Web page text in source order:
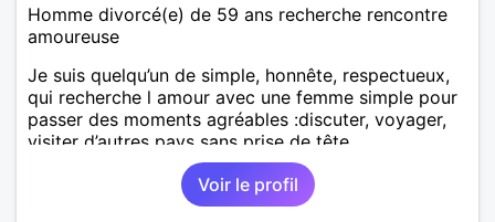
Homme divorcé(e) de 59 ans recherche rencontre
amoureuse
Je suis quelqu’un de simple, honnête, respectueux,
qui recherche l amour avec une femme simple pour
passer des moments agréables :discuter, voyager,
visiter d’autres pays sans prise de tête.
Voir le profil